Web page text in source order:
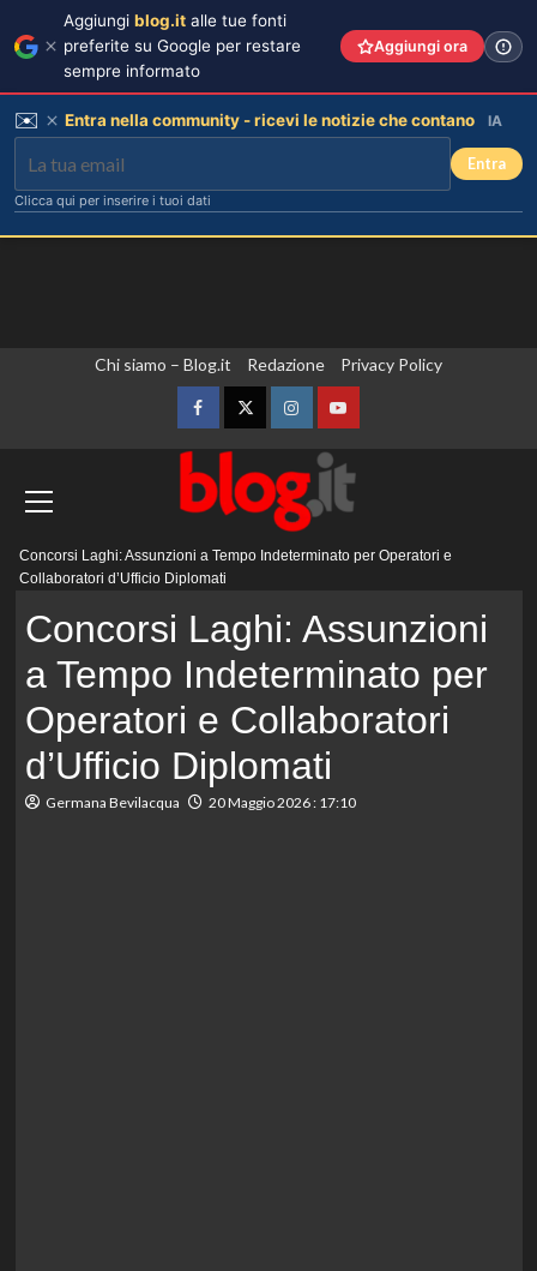
Chi siamo – Blog.it Redazione Privacy Policy
FacebookTwitterInstagramYouTube
principale
Concorsi Laghi: Assunzioni a Tempo Indeterminato per Operatori e
Collaboratori d’Ufficio Diplomati
Concorsi Laghi: Assunzioni
a Tempo Indeterminato per
Operatori e Collaboratori
d’Ufficio Diplomati
Germana Bevilacqua 20 Maggio 2026 : 17:10
Aggiungi blog.it alle tue fonti
preferite su Google per restare
sempre informato
Aggiungi ora
✉️ Entra nella community - ricevi le notizie che contano IA
Entra
Clicca qui per inserire i tuoi dati